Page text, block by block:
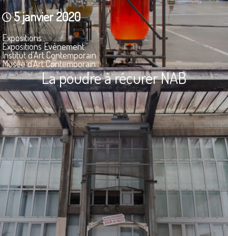
5 janvier 2020
Expositions
Expositions Evènement
Institut d'Art Contemporain
Musée d'Art Contemporain
La poudre à récurer NAB